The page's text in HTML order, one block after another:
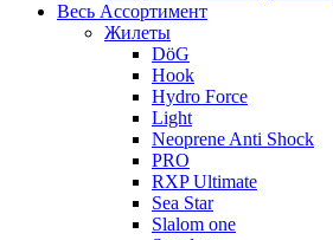
Весь Ассортимент
Жилеты
DöG
Hook
Hydro Force
Light
Neoprene Anti Shock
PRO
RXP Ultimate
Sea Star
Slalom one